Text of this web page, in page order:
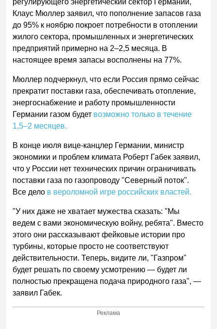
регулирующего энергетический сектор Германии,
Клаус Мюллер заявил, что пополнение запасов газа
до 95% к ноябрю покроет потребности в отоплении
жилого сектора, промышленных и энергетических
предприятий примерно на 2–2,5 месяца. В
настоящее время запасы восполнены на 77%.
Мюллер подчеркнул, что если Россия прямо сейчас
прекратит поставки газа, обеспечивать отопление,
энергоснабжение и работу промышленности
Германии газом будет возможно только в течение
1,5–2 месяцев.
В конце июля вице-канцлер Германии, министр
экономики и проблем климата Роберт Габек заявил,
что у России нет технических причин ограничивать
поставки газа по газопроводу "Северный поток".
Все дело в вероломной игре российских властей.
"У них даже не хватает мужества сказать: "Мы
ведем с вами экономическую войну, ребята". Вместо
этого они рассказывают фейковые истории про
турбины, которые просто не соответствуют
действительности. Теперь, видите ли, "Газпром"
будет решать по своему усмотрению — будет ли
полностью прекращена подача природного газа", —
заявил Габек.
Реклама